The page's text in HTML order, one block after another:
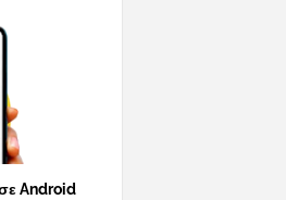
Android